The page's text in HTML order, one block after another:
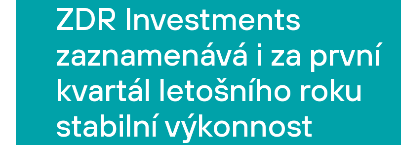
ZDR Investments
zaznamenává i za první
kvartál letošního roku
stabilní výkonnost